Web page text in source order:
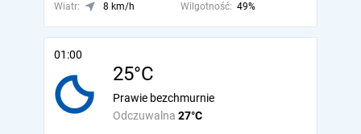
Wiatr:
8 km/h Wilgotność: 49%
01:00
25°C
Odczuwalna 27°C
Prawie bezchmurnie